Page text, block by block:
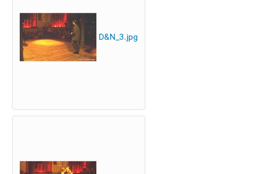
D&N_3.jpg